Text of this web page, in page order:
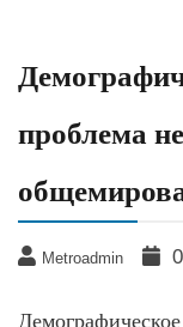
проблема
Metroadmin